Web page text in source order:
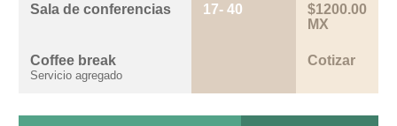
Sala de conferencias 17- 40
$1200.00
MX
Coffee break
Servicio agregado
Cotizar